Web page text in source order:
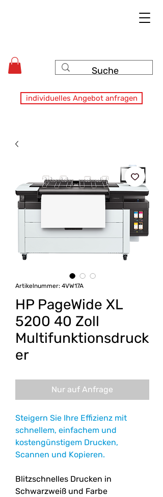
individuelles Angebot anfragen
Artikelnummer: 4VW17A
HP PageWide XL
5200 40 Zoll
Multifunktionsdruck
er
Nur auf Anfrage
Steigern Sie Ihre Effizienz mit
schnellem, einfachem und
kostengünstigem Drucken,
Scannen und Kopieren.
Blitzschnelles Drucken in
Schwarzweiß und Farbe